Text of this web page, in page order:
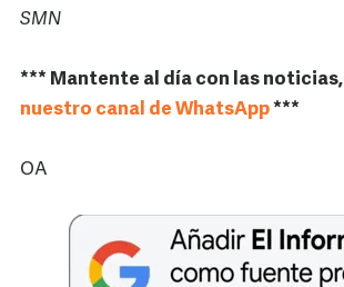
SMN
*** Mantente al día con las noticias,
nuestro canal de WhatsApp***
OA